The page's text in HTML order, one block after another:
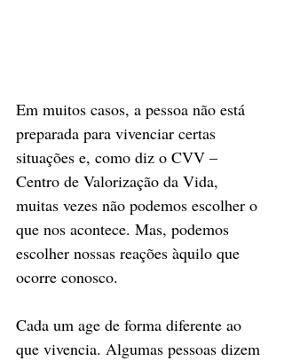
Em muitos casos, a pessoa não está
preparada para vivenciar certas
situações e, como diz o CVV –
Centro de Valorização da Vida,
muitas vezes não podemos escolher o
que nos acontece. Mas, podemos
escolher nossas reações àquilo que
ocorre conosco.
Cada um age de forma diferente ao
que vivencia. Algumas pessoas dizem